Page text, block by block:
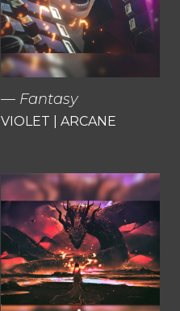
Fantasy
VIOLET | ARCANE